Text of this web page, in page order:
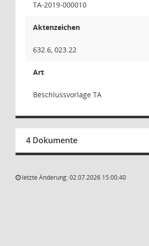
TA-2019-000010
Aktenzeichen
632.6, 023.22
Art
Beschlussvorlage TA
4 Dokumente
letzte Änderung: 02.07.2026 15:00:40